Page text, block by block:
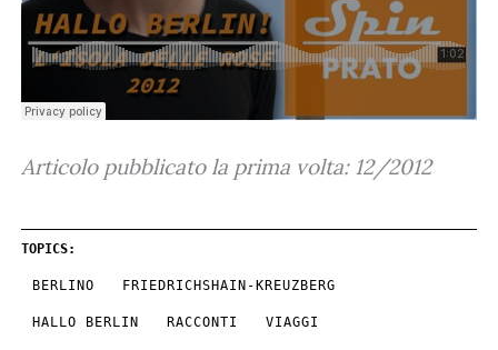
Articolo pubblicato la prima volta: 12/2012
TOPICS:
BERLINO FRIEDRICHSHAIN-KREUZBERG
HALLO BERLIN RACCONTI VIAGGI